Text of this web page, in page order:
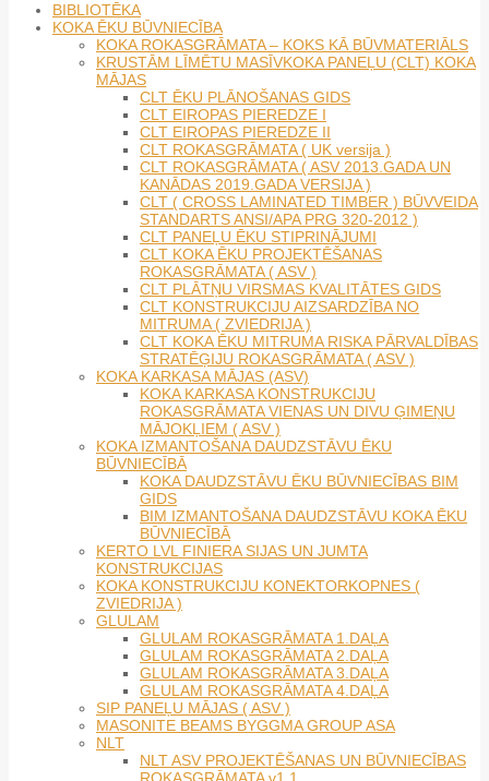
BIBLIOTĒKA
KOKA ĒKU BŪVNIECĪBA
KOKA ROKASGRĀMATA – KOKS KĀ BŪVMATERIĀLS
KRUSTĀM LĪMĒTU MASĪVKOKA PANEĻU (CLT) KOKA
MĀJAS
CLT ĒKU PLĀNOŠANAS GIDS
CLT EIROPAS PIEREDZE I
CLT EIROPAS PIEREDZE II
CLT ROKASGRĀMATA ( UK versija )
CLT ROKASGRĀMATA ( ASV 2013.GADA UN
KANĀDAS 2019.GADA VERSIJA )
CLT ( CROSS LAMINATED TIMBER ) BŪVVEIDA
STANDARTS ANSI/APA PRG 320-2012 )
CLT PANEĻU ĒKU STIPRINĀJUMI
CLT KOKA ĒKU PROJEKTĒŠANAS
ROKASGRĀMATA ( ASV )
CLT PLĀTŅU VIRSMAS KVALITĀTES GIDS
CLT KONSTRUKCIJU AIZSARDZĪBA NO
MITRUMA ( ZVIEDRIJA )
CLT KOKA ĒKU MITRUMA RISKA PĀRVALDĪBAS
STRATĒĢIJU ROKASGRĀMATA ( ASV )
KOKA KARKASA MĀJAS (ASV)
KOKA KARKASA KONSTRUKCIJU
ROKASGRĀMATA VIENAS UN DIVU ĢIMEŅU
MĀJOKĻIEM ( ASV )
KOKA IZMANTOŠANA DAUDZSTĀVU ĒKU
BŪVNIECĪBĀ
KOKA DAUDZSTĀVU ĒKU BŪVNIECĪBAS BIM
GIDS
BIM IZMANTOŠANA DAUDZSTĀVU KOKA ĒKU
BŪVNIECĪBĀ
KERTO LVL FINIERA SIJAS UN JUMTA
KONSTRUKCIJAS
KOKA KONSTRUKCIJU KONEKTORKOPNES (
ZVIEDRIJA )
GLULAM
GLULAM ROKASGRĀMATA 1.DAĻA
GLULAM ROKASGRĀMATA 2.DAĻA
GLULAM ROKASGRĀMATA 3.DAĻA
GLULAM ROKASGRĀMATA 4.DAĻA
SIP PANEĻU MĀJAS ( ASV )
MASONITE BEAMS BYGGMA GROUP ASA
NLT
NLT ASV PROJEKTĒŠANAS UN BŪVNIECĪBAS